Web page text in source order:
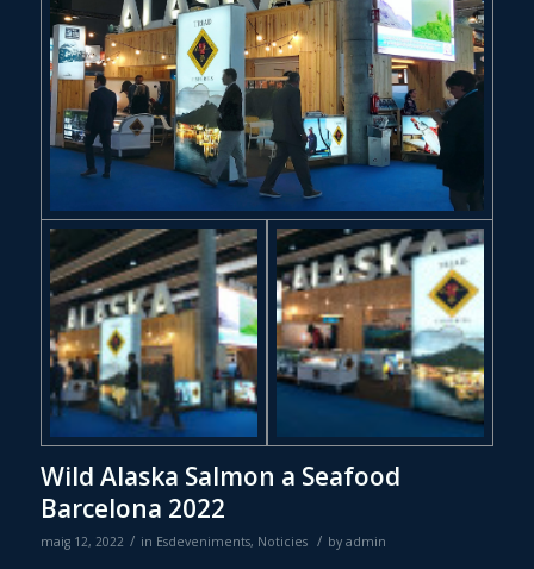
Wild Alaska Salmon a Seafood
Barcelona 2022
maig 12, 2022 / in Esdeveniments, Noticies / by admin